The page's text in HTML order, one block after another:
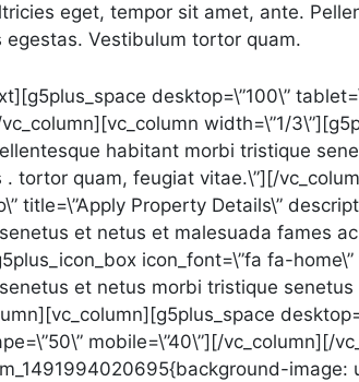
eget, tempor sit amet, ante.
egestas. Vestibulum tortor quam.
desktop=\”100\”
width=\”1/
habitant morbi tristique
tortor quam, feugiat vitae.\”][/
title=\”Apply Property Details\”
et netus et malesuada fames
icon_font=\”fa fa-
et netus morbi tristique
mobile=\”40\”][/vc_column][/